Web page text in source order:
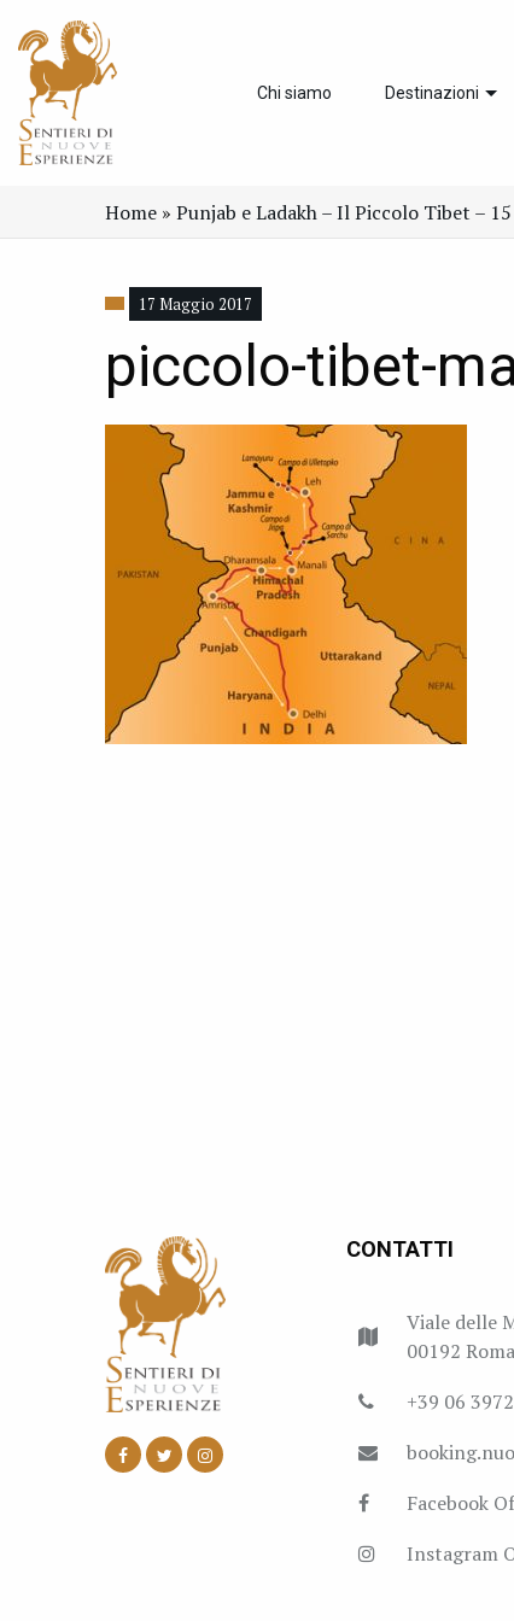
Chi siamo Destinazioni
Home » Punjab e Ladakh – Il Piccolo Tibet –
17 Maggio 2017
piccolo-tibet-
CONTATTI
Viale delle
00192 Roma
+39 06
Facebook
Instagram